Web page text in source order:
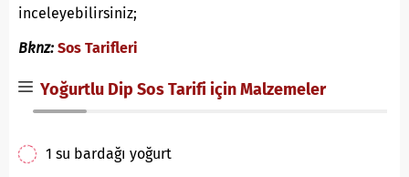
inceleyebilirsiniz;
Bknz: Sos Tarifleri
Yoğurtlu Dip Sos Tarifi için Malzemeler
1 su bardağı yoğurt